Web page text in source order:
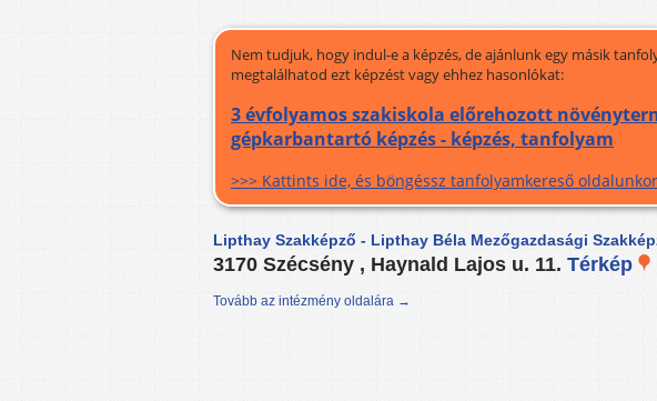
Nem tudjuk, hogy indul-e a képzés, de ajánlunk egy másik
megtalálhatod ezt képzést vagy ehhez hasonlókat:
3 évfolyamos szakiskola előrehozott
gépkarbantartó képzés - képzés, tanfolyam
>>> Kattints ide, és böngéssz tanfolyamkereső
Lipthay Szakképző - Lipthay Béla Mezőgazdasági
3170 Szécsény , Haynald Lajos u. 11. Térkép
Tovább az intézmény oldalára →